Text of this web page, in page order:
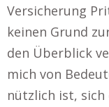
Versicherung
keinen Grund
den Überblick
mich von
nützlich ist, sich